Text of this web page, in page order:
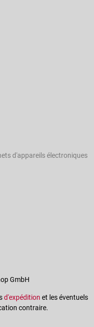
d'appareils électroniques
GmbH
d'expédition et les éventuels
contraire.